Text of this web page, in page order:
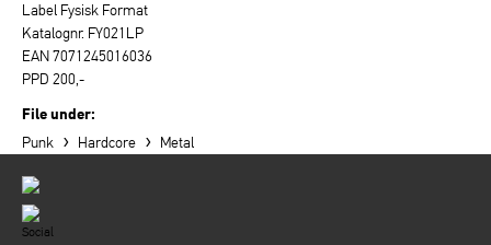
Label Fysisk Format
Katalognr. FY021LP
EAN 7071245016036
PPD 200,-
File under:
Punk › Hardcore › Metal